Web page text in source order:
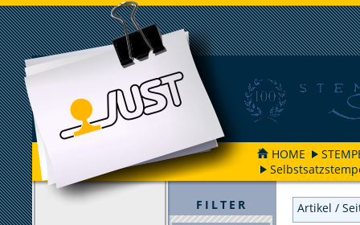
HOME
FILTER Artikel /